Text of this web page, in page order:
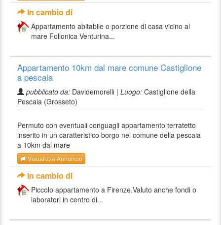
In cambio di
Appartamento abitabile o porzione di casa vicino al
mare Follonica Venturina...
Appartamento 10km dal mare comune Castiglione
a pescaia
pubblicato da: Davidemorelli | Luogo: Castiglione della
Pescaia (Grosseto)
Permuto con eventuali conguagli appartamento terratetto
inserito in un caratteristico borgo nel comune della pescaia
a 10km dal mare
Visualizza Annuncio
In cambio di
Piccolo appartamento a Firenze.Valuto anche fondi o
laboratori in centro di...